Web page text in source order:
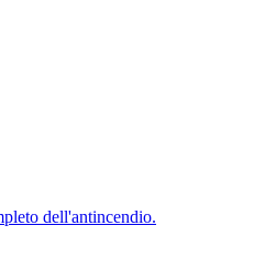
dell'antincendio.